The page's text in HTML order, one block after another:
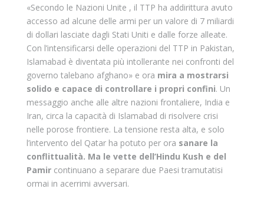
«Secondo le Nazioni Unite , il TTP ha addirittura avuto
accesso ad alcune delle armi per un valore di 7 miliardi
di dollari lasciate dagli Stati Uniti e dalle forze alleate.
Con l’intensificarsi delle operazioni del TTP in Pakistan,
Islamabad è diventata più intollerante nei confronti del
governo talebano afghano» e ora mira a mostrarsi
solido e capace di controllare i propri confini. Un
messaggio anche alle altre nazioni frontaliere, India e
Iran, circa la capacità di Islamabad di risolvere crisi
nelle porose frontiere. La tensione resta alta, e solo
l’intervento del Qatar ha potuto per ora sanare la
conflittualità. Ma le vette dell’Hindu Kush e del
Pamircontinuano a separare due Paesi tramutatisi
ormai in acerrimi avversari.